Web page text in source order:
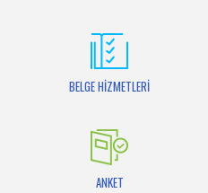
BELGE HİZMETLERİ
ANKET